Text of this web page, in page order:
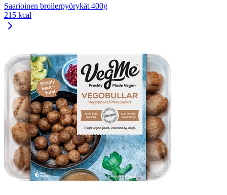
Saarioinen broilerpyörykät 400g
215 kcal